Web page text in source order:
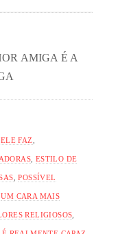
AMIGA É A
FAZ
ESTILO DE
,POSSÍVEL
,UM CARA MAIS
RELIGIOSOS